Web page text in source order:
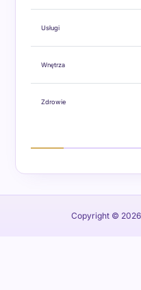
Usługi
Wnętrza
Zdrowie
Copyright © 2026